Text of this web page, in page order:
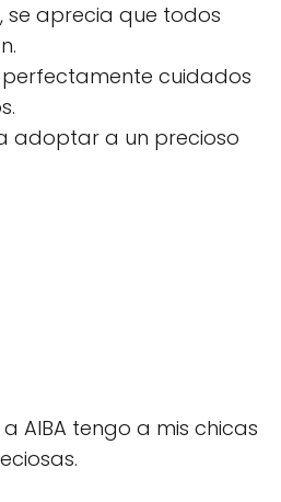
se aprecia que todos
perfectamente cuidados
adoptar a un precioso
AIBA tengo a mis chicas